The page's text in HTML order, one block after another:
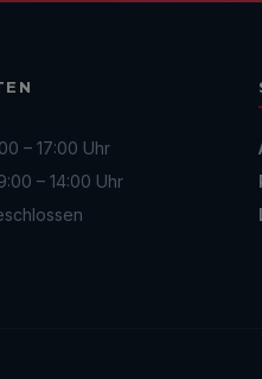
– 17:00 Uhr
– 14:00 Uhr